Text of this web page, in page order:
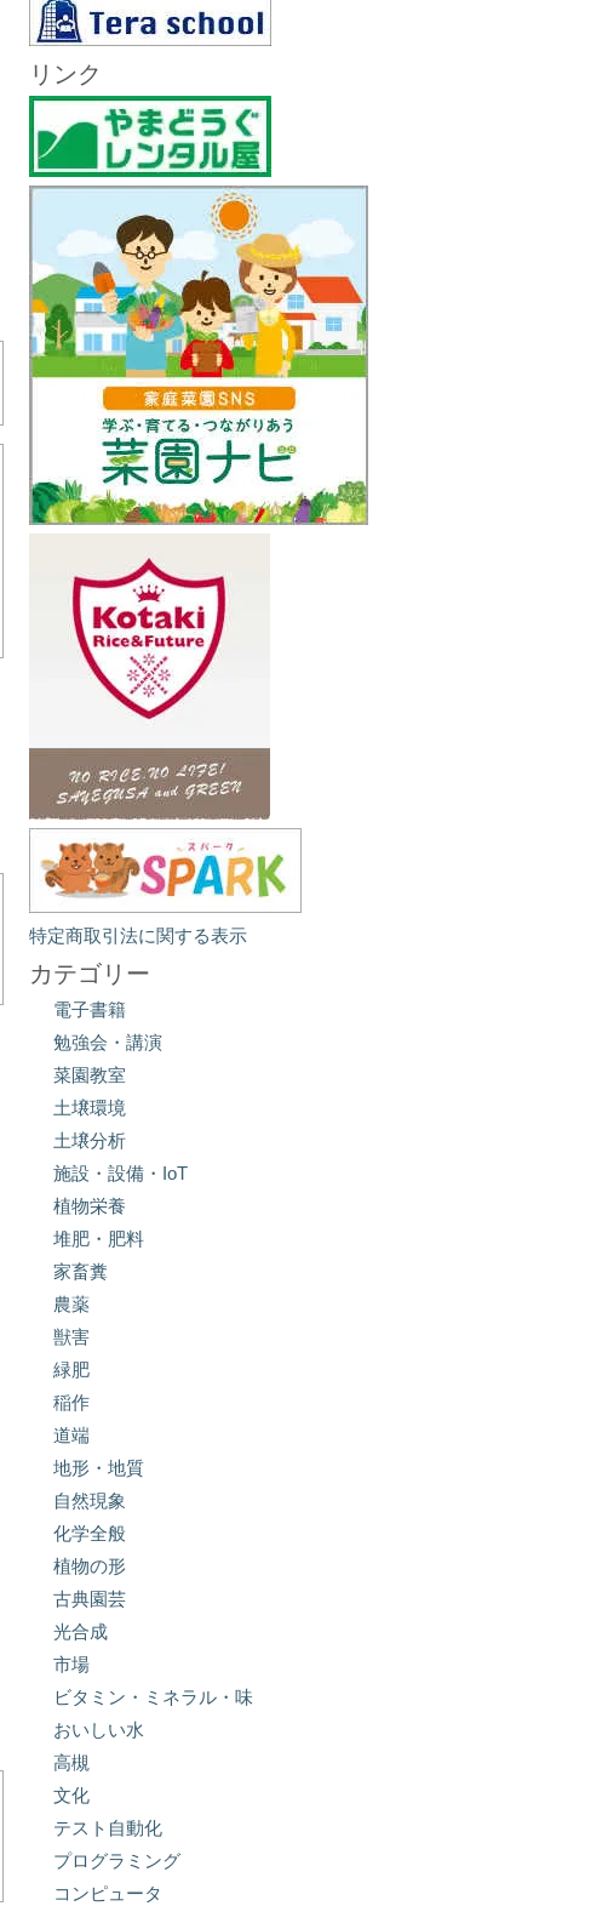
リンク
特定商取引法に関する表示
カテゴリー
電子書籍
勉強会・講演
菜園教室
土壌環境
土壌分析
施設・設備・IoT
植物栄養
堆肥・肥料
家畜糞
農薬
獣害
緑肥
稲作
道端
地形・地質
自然現象
化学全般
植物の形
古典園芸
光合成
市場
ビタミン・ミネラル・味
おいしい水
高槻
文化
テスト自動化
プログラミング
コンピュータ